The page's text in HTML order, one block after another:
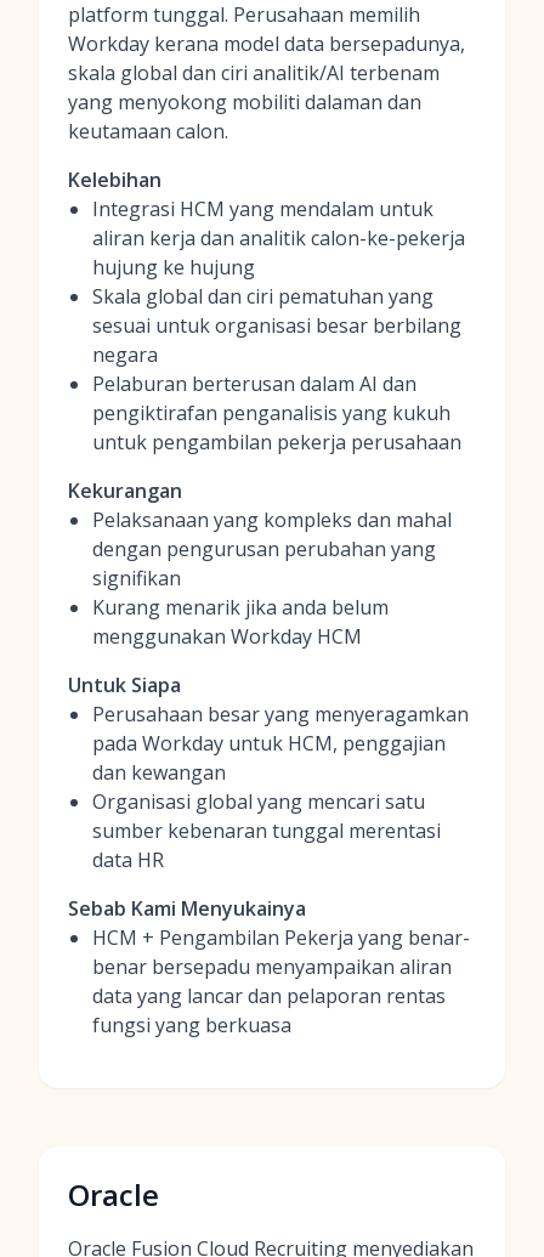
platform tunggal. Perusahaan memilih
Workday kerana model data bersepadunya,
skala global dan ciri analitik/AI terbenam
yang menyokong mobiliti dalaman dan
keutamaan calon.
Kelebihan
Integrasi HCM yang mendalam untuk
aliran kerja dan analitik calon-ke-pekerja
hujung ke hujung
Skala global dan ciri pematuhan yang
sesuai untuk organisasi besar berbilang
negara
Pelaburan berterusan dalam AI dan
pengiktirafan penganalisis yang kukuh
untuk pengambilan pekerja perusahaan
Kekurangan
Pelaksanaan yang kompleks dan mahal
dengan pengurusan perubahan yang
signifikan
Kurang menarik jika anda belum
menggunakan Workday HCM
Untuk Siapa
Perusahaan besar yang menyeragamkan
pada Workday untuk HCM, penggajian
dan kewangan
Organisasi global yang mencari satu
sumber kebenaran tunggal merentasi
data HR
Sebab Kami Menyukainya
HCM + Pengambilan Pekerja yang benar-
benar bersepadu menyampaikan aliran
data yang lancar dan pelaporan rentas
fungsi yang berkuasa
Oracle
Oracle Fusion Cloud Recruiting menyediakan